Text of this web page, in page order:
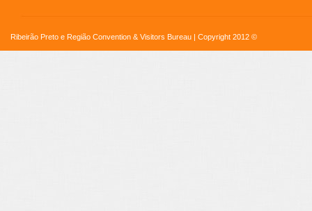
Ribeirão Preto e Região Convention & Visitors Bureau | Copyright 2012 ©